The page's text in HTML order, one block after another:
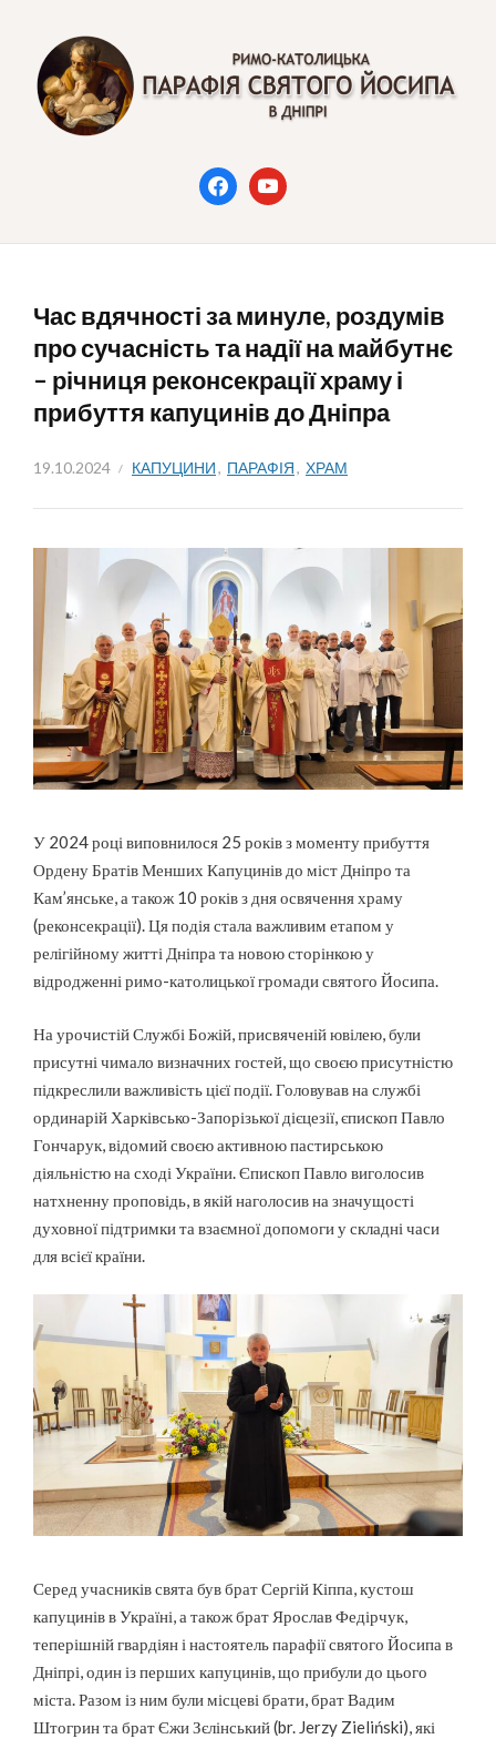
content
ПАРАФІЯ СВЯТОГО
ЙОСИПА
facebookyoutube
Час вдячності за минуле, роздумів
про сучасність та надії на майбутнє
– річниця реконсекрації храму і
прибуття капуцинів до Дніпра
19.10.2024 КАПУЦИНИ, ПАРАФІЯ, ХРАМ
У 2024 році виповнилося 25 років з моменту прибуття
Ордену Братів Менших Капуцинів до міст Дніпро та
Кам’янське, а також 10 років з дня освячення храму
(реконсекрації). Ця подія стала важливим етапом у
релігійному житті Дніпра та новою сторінкою у
відродженні римо-католицької громади святого Йосипа.
На урочистій Службі Божій, присвяченій ювілею, були
присутні чимало визначних гостей, що своєю присутністю
підкреслили важливість цієї події. Головував на службі
ординарій Харківсько-Запорізької дієцезії, єпископ Павло
Гончарук, відомий своєю активною пастирською
діяльністю на сході України. Єпископ Павло виголосив
натхненну проповідь, в якій наголосив на значущості
духовної підтримки та взаємної допомоги у складні часи
для всієї країни.
Серед учасників свята був брат Сергій Кіппа, кустош
капуцинів в Україні, а також брат Ярослав Федірчук,
теперішній гвардіян і настоятель парафії святого Йосипа в
Дніпрі, один із перших капуцинів, що прибули до цього
міста. Разом із ним були місцеві брати, брат Вадим
Штогрин та брат Єжи Зєлінський (br. Jerzy Zieliński), які